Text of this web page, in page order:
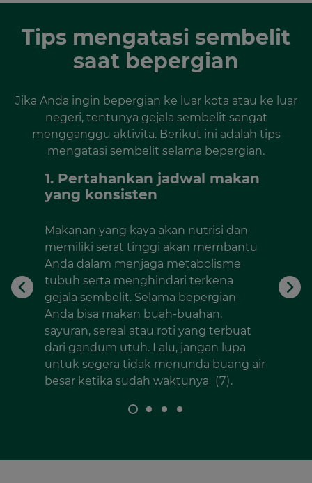
Tips mengatasi sembelit
saat bepergian
Jika Anda ingin bepergian ke luar kota atau ke luar
negeri, tentunya gejala sembelit sangat
mengganggu aktivita. Berikut ini adalah tips
mengatasi sembelit selama bepergian.
1. Pertahankan jadwal makan
yang konsisten
Makanan yang kaya akan nutrisi dan
memiliki serat tinggi akan membantu
Anda dalam menjaga metabolisme
tubuh serta menghindari terkena
gejala sembelit. Selama bepergian
Anda bisa makan buah-buahan,
sayuran, sereal atau roti yang terbuat
dari gandum utuh. Lalu, jangan lupa
untuk segera tidak menunda buang air
besar ketika sudah waktunya (7).